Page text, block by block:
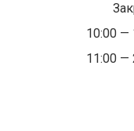
10:00 —
11:00 —